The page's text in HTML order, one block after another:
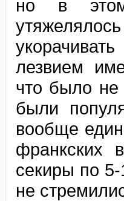
но в
лезвием
что было
были
вообще
франкских
секиры по
не